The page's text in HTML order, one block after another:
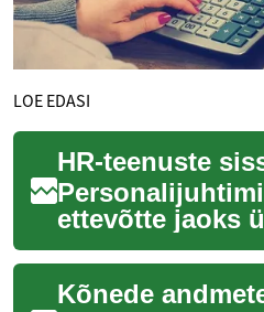
LOE EDASI
ettevõtte jaoks
kuid sageli ka
ajamahukas
enam organ...